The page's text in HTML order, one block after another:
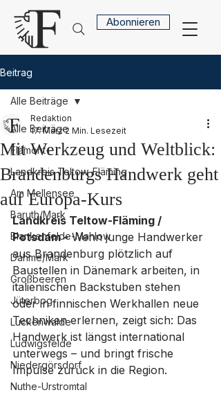
Abonnieren
Beitrag
Alle Beiträge
Flämont+
Landkreis Teltow-Fläming
Am Mellensee
Baruth/Mark
Blankenfelde-Mahlow
Dahme/Mark
Großbeeren
Jüterbog
Luckenwalde
Ludwigsfelde
Niedergörsdorf
Nuthe-Urstromtal
Alle Beiträge
Mit Werkzeug und Weltblick:
Brandenburgs Handwerk geht
auf Europa-Kurs
Redaktion
17. März 2 Min. Lesezeit
Landkreis Teltow-Fläming /
Potsdam - Wenn junge Handwerker
aus Brandenburg plötzlich auf
Baustellen in Dänemark arbeiten, in
italienischen Backstuben stehen
oder in finnischen Werkhallen neue
Techniken erlernen, zeigt sich: Das
Handwerk ist längst international
unterwegs – und bringt frische
Impulse zurück in die Region.